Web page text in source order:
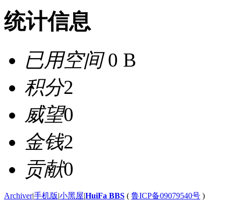
统计信息
已用空间0 B
积分2
威望0
金钱2
贡献0
Archiver|手机版|小黑屋|HuiFa BBS ( 鲁ICP备09079540号 )